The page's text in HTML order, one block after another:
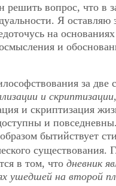
вопрос, что в
Я оставляю
на
и
за
и скриптизации
и скриптизация
и
бытийствует
в том, что дневник
ушедшей на второй